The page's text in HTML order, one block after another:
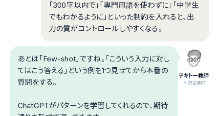
「300字以内で」「専門用語を使わずに」「中学生
でもわかるように」といった制約を入れると、出
力の質がコントロールしやすくなる。
テキトー教師
.AI認定講師
あとは「Few-shot」ですね。「こういう入力に対し
てはこう答える」という例を1つ見せてから本番の
質問をする。
ChatGPTがパターンを学習してくれるので、期待